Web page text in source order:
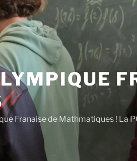
Franaise de Mathmatiques ! La